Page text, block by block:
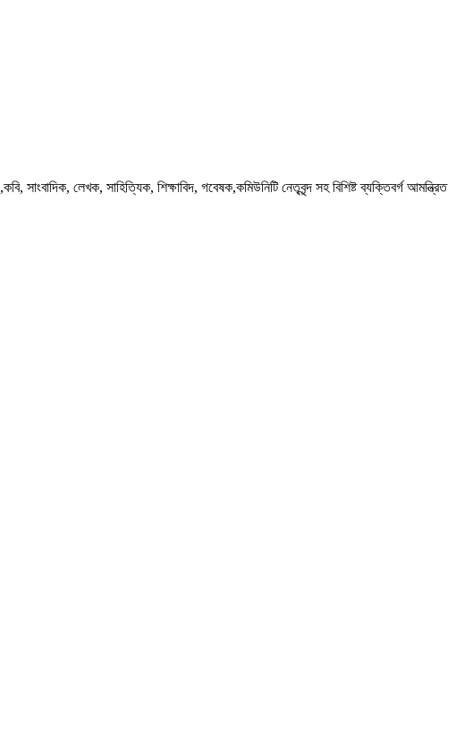
সাংবাদিক, লেখক, সাহিত্যিক, শিক্ষাবিদ, গবেষক,কমিউনিটি নেতৃবৃন্দ সহ বিশিষ্ট ব্যক্তিবর্গ আমন্ত্রিত